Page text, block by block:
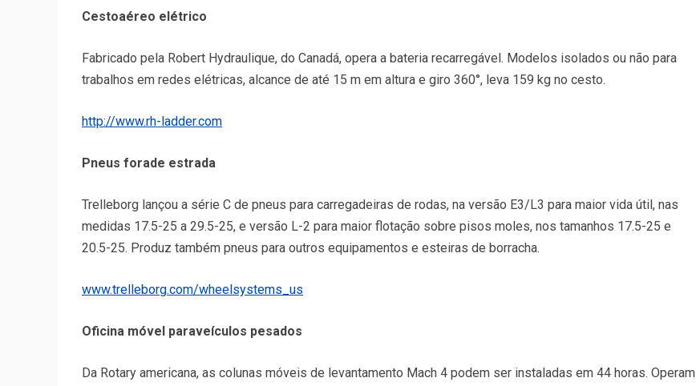
Cestoaéreo elétrico
Fabricado pela Robert Hydraulique, do Canadá, opera a bateria recarregável. Modelos isolados ou não para
trabalhos em redes elétricas, alcance de até 15 m em altura e giro 360°, leva 159 kg no cesto.
http://www.rh-ladder.com
Pneus forade estrada
Trelleborg lançou a série C de pneus para carregadeiras de rodas, na versão E3/L3 para maior vida útil, nas
medidas 17.5-25 a 29.5-25, e versão L-2 para maior flotação sobre pisos moles, nos tamanhos 17.5-25 e
20.5-25. Produz também pneus para outros equipamentos e esteiras de borracha.
www.trelleborg.com/wheelsystems_us
Oficina móvel paraveículos pesados
Da Rotary americana, as colunas móveis de levantamento Mach 4 podem ser instaladas em 44 horas. Operam